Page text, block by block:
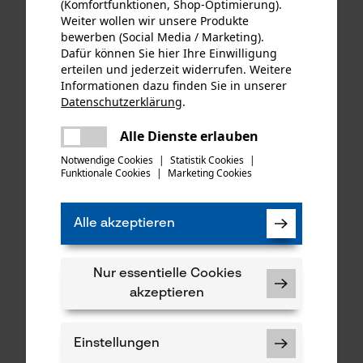
Adapter Fadenkopf M12 x
1,5 LHF
€ 3,40 *
Gleitteller D
(Komfortfunktionen, Shop-Optimierung).
Weiter wollen wir unsere Produkte
bewerben (Social Media / Marketing).
Dafür können Sie hier Ihre Einwilligung
erteilen und jederzeit widerrufen. Weitere
Informationen dazu finden Sie in unserer
Datenschutzerklärung.
Alle Dienste erlauben
Notwendige Cookies | Statistik Cookies |
Funktionale Cookies | Marketing Cookies
Alle akzeptieren
Nur essentielle Cookies
akzeptieren
Einstellungen
Es ist ein Fehler aufgetreten. Bitte
versuchen Sie es erneut.
mail